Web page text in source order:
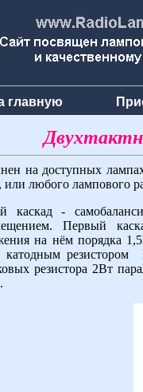
главную
на доступных
или любого лампового
каскад -
Первый
на нём порядка
катодным
резистора 2Вт